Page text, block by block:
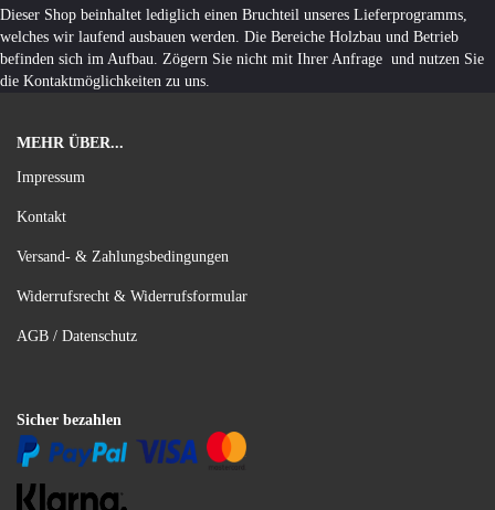
Dieser Shop beinhaltet lediglich einen Bruchteil unseres Lieferprogramms,
welches wir laufend ausbauen werden. Die Bereiche Holzbau und Betrieb
befinden sich im Aufbau. Zögern Sie nicht mit Ihrer Anfrage und nutzen Sie
die Kontaktmöglichkeiten zu uns.
MEHR ÜBER...
Impressum
Kontakt
Versand- & Zahlungsbedingungen
Widerrufsrecht & Widerrufsformular
AGB / Datenschutz
Sicher bezahlen